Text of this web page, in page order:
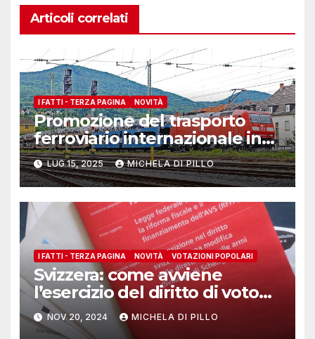
Articoli correlati
I FATTI - TERZA PAGINA NOVITÀ
Promozione del trasporto
ferroviario internazionale in
Svizzera
LUG 15, 2025 MICHELA DI PILLO
I FATTI - TERZA PAGINA NOVITÀ VOTAZIONI POPOLARI
Svizzera: come avviene
l’esercizio del diritto di voto
dall’estero con il materiale
cartaceo
NOV 20, 2024 MICHELA DI PILLO